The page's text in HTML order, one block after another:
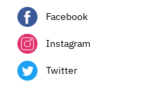
Facebook
Instagram
Twitter